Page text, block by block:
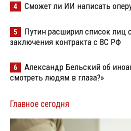
4 Сможет ли ИИ написать
5
Путин расширил список лиц
заключения контракта с ВС РФ
6
Александр Бельский об
смотреть людям в глаза?»
Главное сегодня